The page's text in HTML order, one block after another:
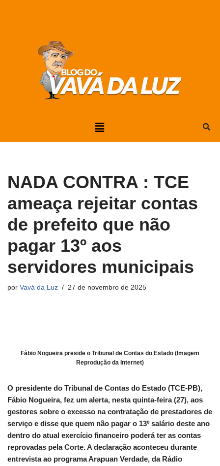
NADA CONTRA : TCE
ameaça rejeitar contas
de prefeito que não
pagar 13º aos
servidores municipais
por Vavá da Luz 27 de novembro de 2025
Fábio Nogueira preside o Tribunal de Contas do Estado (Imagem
Reprodução da Internet)
O presidente do Tribunal de Contas do Estado (TCE-PB),
Fábio Nogueira, fez um alerta, nesta quinta-feira (27), aos
gestores sobre o excesso na contratação de prestadores de
serviço e disse que quem não pagar o 13º salário deste ano
dentro do atual exercício financeiro poderá ter as contas
reprovadas pela Corte. A declaração aconteceu durante
entrevista ao programa Arapuan Verdade, da Rádio